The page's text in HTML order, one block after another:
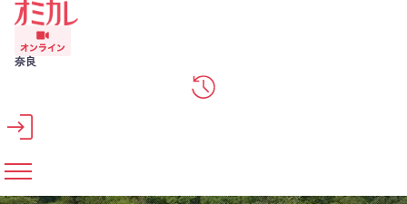
メインコンテンツへスキップ
奈良